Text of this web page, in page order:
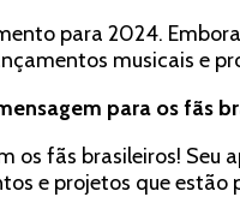
para 2024.
musicais e
para os fãs
fãs brasileiros!
e projetos que estão